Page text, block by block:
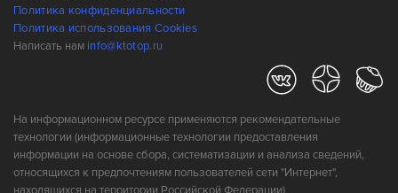
два
Политика конфиденциальности
Политика использования Cookies
Написать нам info@ktotop.ru
На информационном ресурсе применяются рекомендательные
технологии (информационные технологии предоставления
информации на основе сбора, систематизации и анализа сведений,
относящихся к предпочтениям пользователей сети "Интернет",